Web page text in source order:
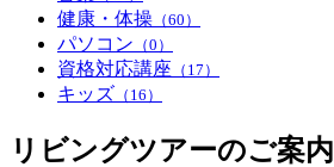
健康・体操 （60）
パソコン （0）
資格対応講座 （17）
キッズ （16）
リビングツアーのご案内